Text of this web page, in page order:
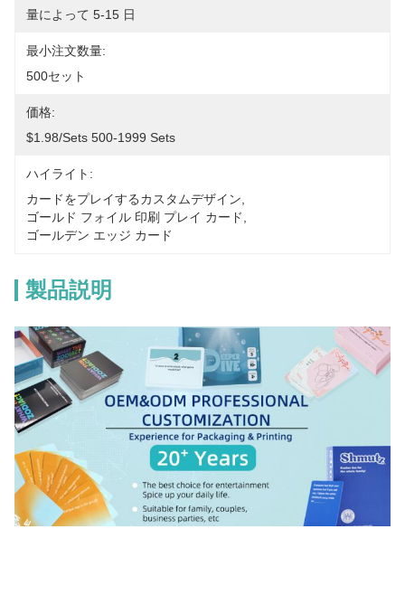
量によって 5-15 日
最小注文数量:
500セット
価格:
$1.98/sets 500-1999 Sets
ハイライト:
カードをプレイするカスタムデザイン
ゴールド フォイル 印刷 プレイ カード
ゴールデン エッジ カード
製品説明